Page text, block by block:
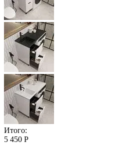
Итого:
5 450 Р